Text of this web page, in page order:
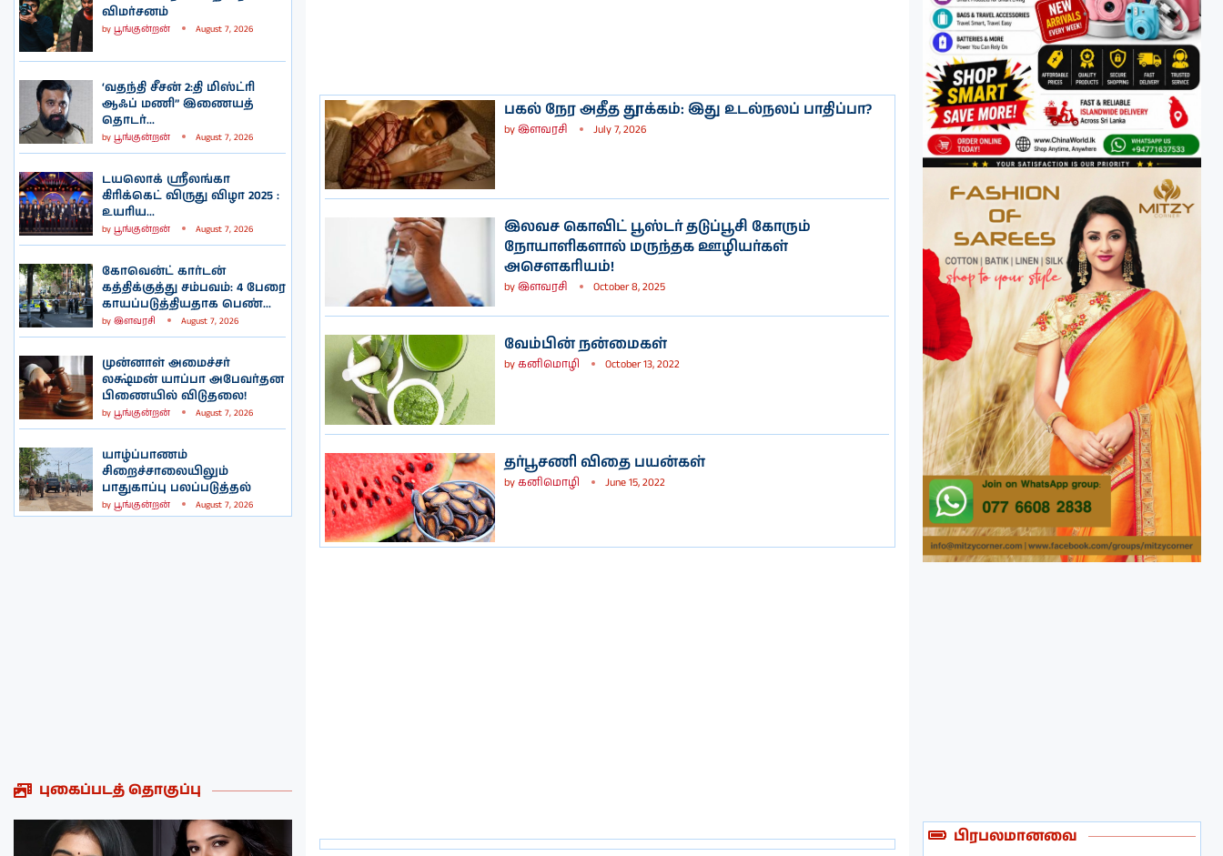
விமர்சனம்
by பூங்குன்றன் August 7, 2026
‘வதந்தி சீசன் 2:தி மிஸ்ட்ரி
ஆஃப் மணி” இணையத்
தொடர்...
by பூங்குன்றன் August 7, 2026
டயலொக் ஸ்ரீலங்கா
கிரிக்கெட் விருது விழா 2025 :
உயரிய...
by பூங்குன்றன் August 7, 2026
கோவென்ட் கார்டன்
கத்திக்குத்து சம்பவம்: 4 பேரை
காயப்படுத்தியதாக பெண்...
by இளவரசி August 7, 2026
முன்னாள் அமைச்சர்
லக்ஷ்மன் யாப்பா அபேவர்தன
பிணையில் விடுதலை!
by பூங்குன்றன் August 7, 2026
யாழ்ப்பாணம்
சிறைச்சாலையிலும்
பாதுகாப்பு பலப்படுத்தல்
by பூங்குன்றன் August 7, 2026
புகைப்படத் தொகுப்பு
பகல் நேர அதீத தூக்கம்: இது உடல்நலப் பாதிப்பா?
byஇளவரசி July 7, 2026
இலவச கொவிட் பூஸ்டர் தடுப்பூசி கோரும்
நோயாளிகளால் மருந்தக ஊழியர்கள்
அசௌகரியம்!
byஇளவரசி October 8, 2025
வேம்பின் நன்மைகள்
byகனிமொழி October 13, 2022
தர்பூசணி விதை பயன்கள்
byகனிமொழி June 15, 2022
பிரபலமானவை